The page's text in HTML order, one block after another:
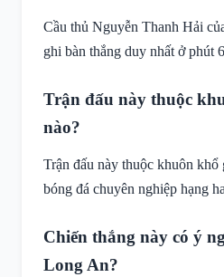
Cầu thủ Nguyễn Thanh Hải
ghi bàn thắng duy nhất ở phút
Trận đấu này thuộc
nào?
Trận đấu này thuộc khuôn khổ
bóng đá chuyên nghiệp hạng
Chiến thắng này có ý
Long An?